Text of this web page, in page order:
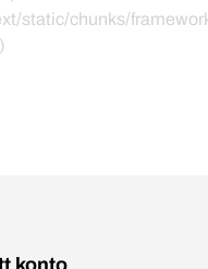
static/chunks/